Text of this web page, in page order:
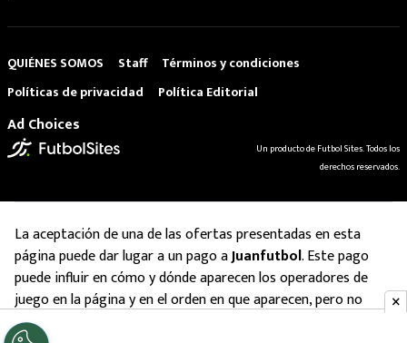
QUIÉNES SOMOS Staff
Términos y condiciones
Políticas de privacidad
Política Editorial
Ad Choices
Un producto de Futbol Sites. Todos los
derechos reservados.
La aceptación de una de las ofertas presentadas en esta
página puede dar lugar a un pago aJuanfutbol. Este pago
puede influir en cómo y dónde aparecen los operadores de
juego en la página y en el orden en que aparecen, pero no
influye en nuestras evaluaciones.